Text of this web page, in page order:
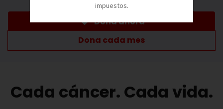
impuestos.
Dona ahora
Dona cada mes
Cada cáncer. Cada vida.